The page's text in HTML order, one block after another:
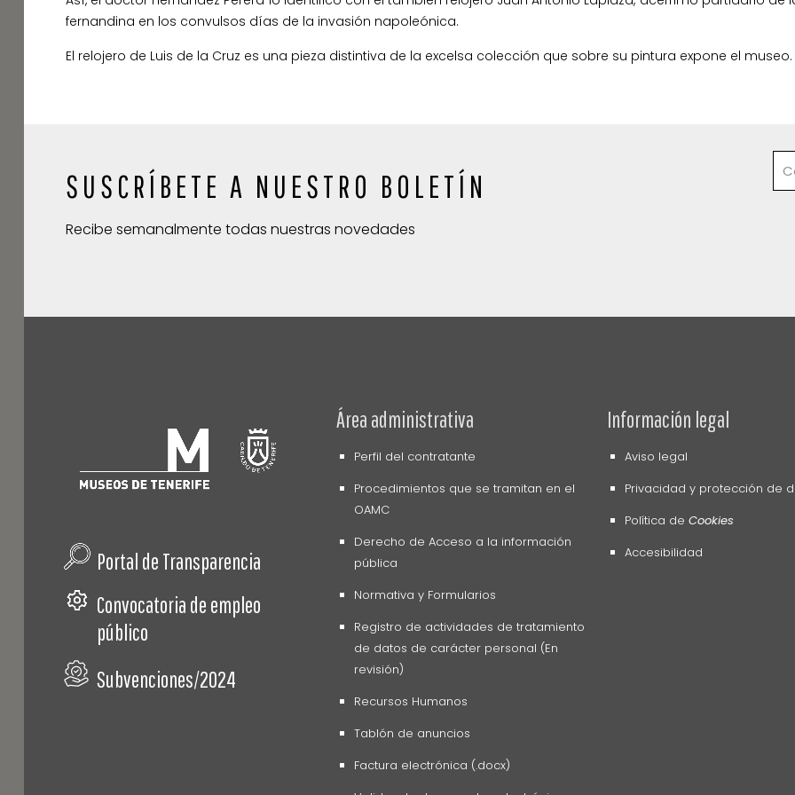
fernandina en los convulsos días de la invasión napoleónica.
El relojero de Luis de la Cruz es una pieza distintiva de la excelsa colección que sobre su pintura expone el museo.
SUSCRÍBETE A NUESTRO BOLETÍN
Recibe semanalmente todas nuestras novedades
Portal de Transparencia
Convocatoria de empleo
público
Subvenciones/2024
Área administrativa
Perfil del contratante
Procedimientos que se tramitan en el
OAMC
Derecho de Acceso a la información
pública
Normativa y Formularios
Registro de actividades de tratamiento
de datos de carácter personal (En
revisión)
Recursos Humanos
Tablón de anuncios
Factura electrónica (.docx)
Información legal
Aviso legal
Privacidad y protección de
Política de Cookies
Accesibilidad